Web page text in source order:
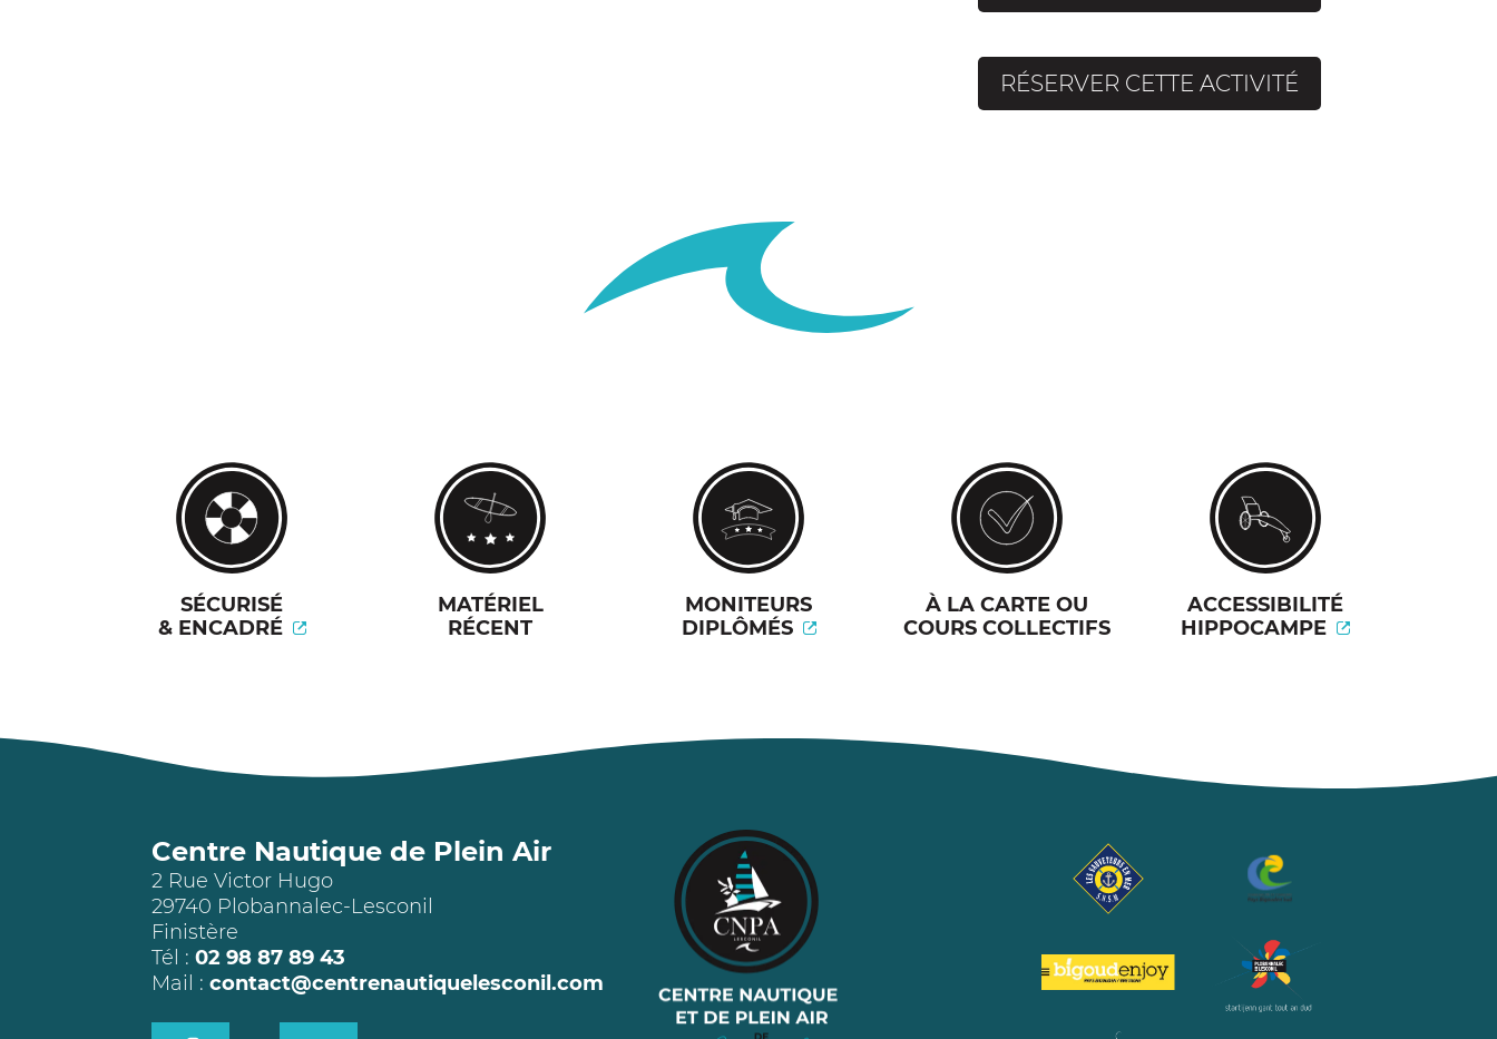
RÉSERVER CETTE ACTIVITÉ
SÉCURISÉ
& ENCADRÉ
MATÉRIEL
RÉCENT
MONITEURS
DIPLÔMÉS
À LA CARTE OU
COURS COLLECTIFS
ACCESSIBILITÉ
HIPPOCAMPE
Centre Nautique de Plein Air
2 Rue Victor Hugo
29740 Plobannalec-Lesconil
Finistère
Tél : 02 98 87 89 43
Mail : contact@centrenautiquelesconil .com